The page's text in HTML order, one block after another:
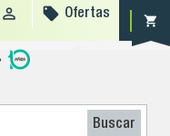
shopping_cart
  Ofertas
Buscar